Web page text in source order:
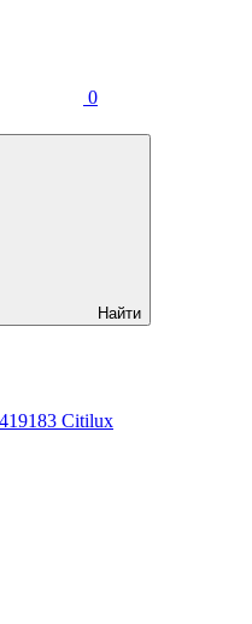
0
Найти
Citilux